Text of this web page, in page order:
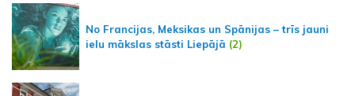
No Francijas, Meksikas un Spānijas – trīs jauni
ielu mākslas stāsti Liepājā (2)